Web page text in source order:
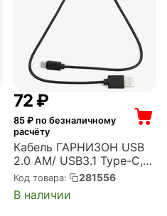
‍72‍ ₽
85₽ по безналичному
расчёту
Кабель ГАРНИЗОН USB
2.0 AM/ USB3.1 Type-C,
0.5м, пакет (GCC-USB2-
AMCM-0.5M)
Код товара: 281556
В наличии